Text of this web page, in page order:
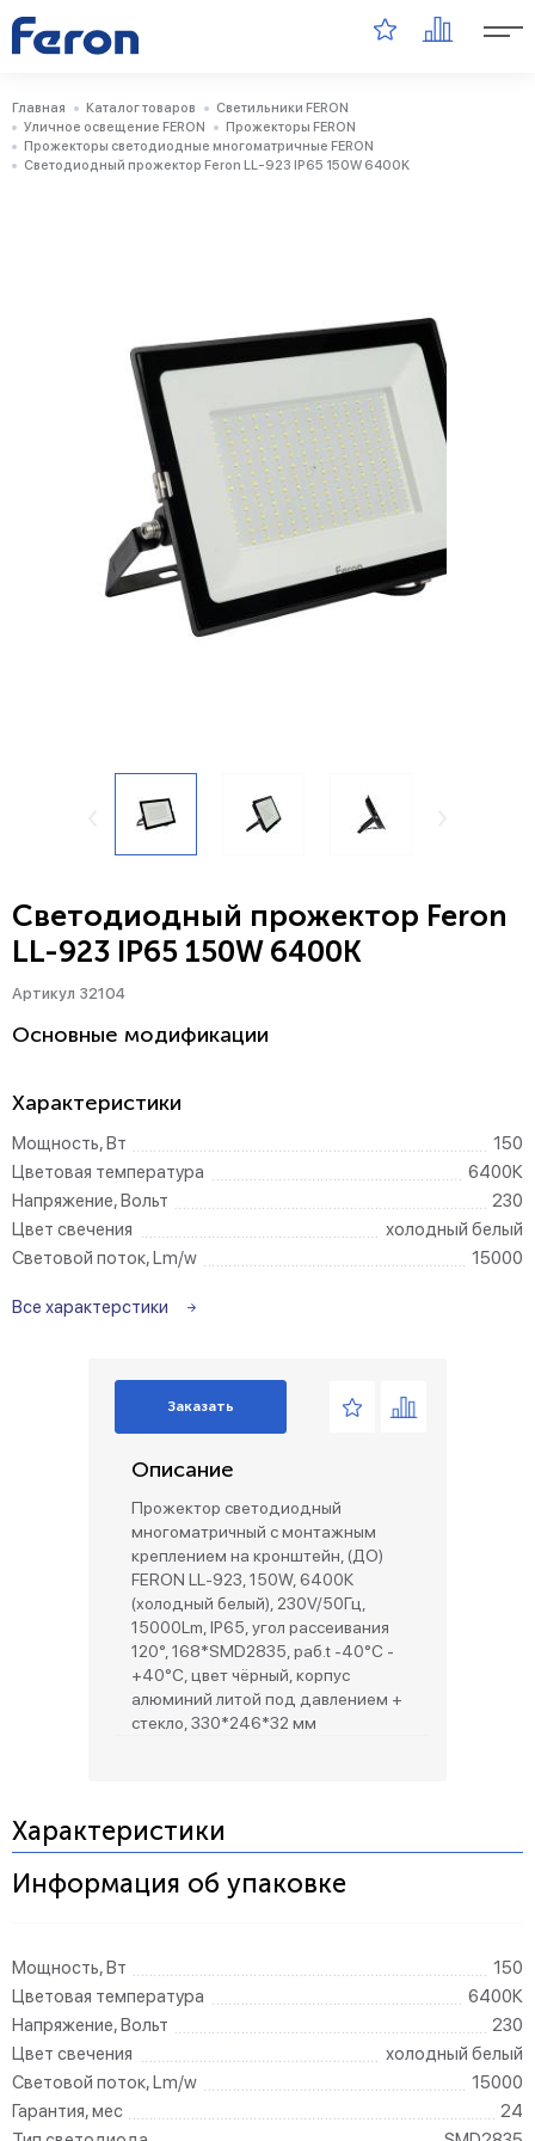
Главная Каталог товаров
Светильники FERON
Уличное освещение FERON
Прожекторы FERON
Прожекторы светодиодные многоматричные FERON
Светодиодный прожектор Feron LL-923 IP65 150W 6400K
Светодиодный прожектор Feron
LL-923 IP65 150W 6400K
Артикул 32104
Основные модификации
Характеристики
Мощность, Вт
150
Цветовая температура
6400К
Напряжение, Вольт
230
Цвет свечения
холодный белый
Световой поток, Lm/w
15000
Все характерстики
Заказать
Описание
Прожектор светодиодный
многоматричный с монтажным
креплением на кронштейн, (ДО)
FERON LL-923, 150W, 6400К
(холодный белый), 230V/50Гц,
15000Lm, IP65, угол рассеивания
120°, 168*SMD2835, раб.t -40°C -
+40°C, цвет чёрный, корпус
алюминий литой под давлением +
стекло, 330*246*32 мм
Характеристики
Информация об упаковке
Мощность, Вт
150
Цветовая температура
6400К
Напряжение, Вольт
230
Цвет свечения
холодный белый
Световой поток, Lm/w
15000
Гарантия, мес
24